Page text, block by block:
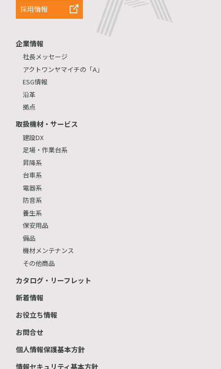
採用情報
企業情報
社長メッセージ
アクトワンヤマイチの「A」
ESG情報
沿革
拠点
取扱機材・サービス
建設DX
足場・作業台系
昇降系
台車系
電器系
防音系
養生系
保安用品
備品
機材メンテナンス
その他商品
カタログ・リーフレット
新着情報
お役立ち情報
お問合せ
個人情報保護基本方針
情報セキュリティ基本方針